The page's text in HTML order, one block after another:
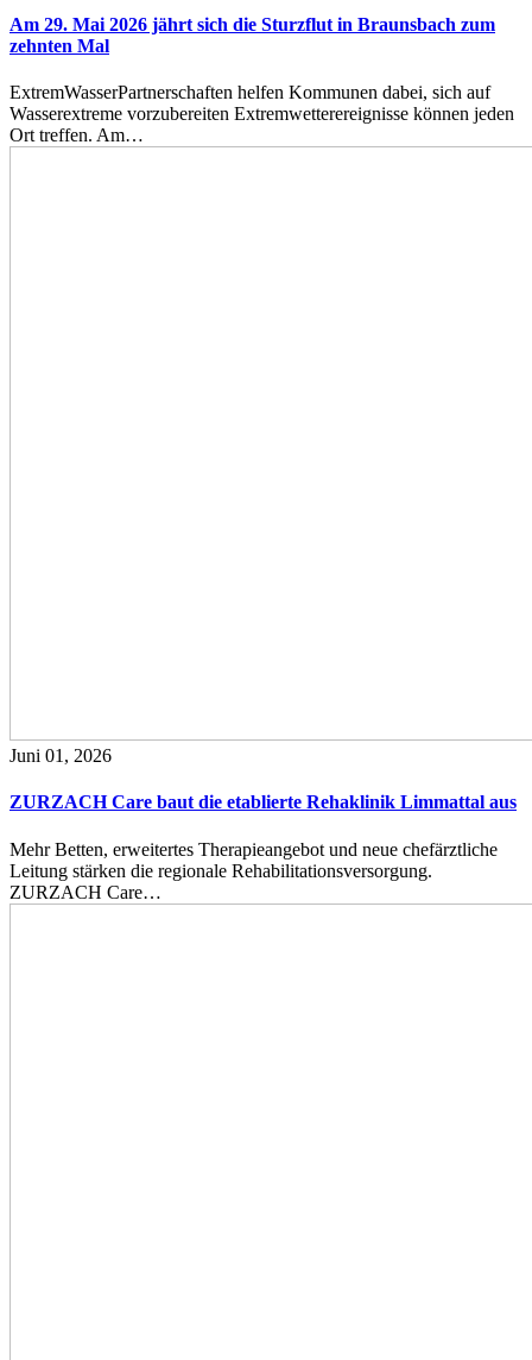
Am 29. Mai 2026 jährt sich die Sturzflut in Braunsbach zum
zehnten Mal
ExtremWasserPartnerschaften helfen Kommunen dabei, sich auf
Wasserextreme vorzubereiten Extremwetterereignisse können jeden
Ort treffen. Am…
Juni 01, 2026
ZURZACH Care baut die etablierte Rehaklinik Limmattal aus
Mehr Betten, erweitertes Therapieangebot und neue chefärztliche
Leitung stärken die regionale Rehabilitationsversorgung.
ZURZACH Care…